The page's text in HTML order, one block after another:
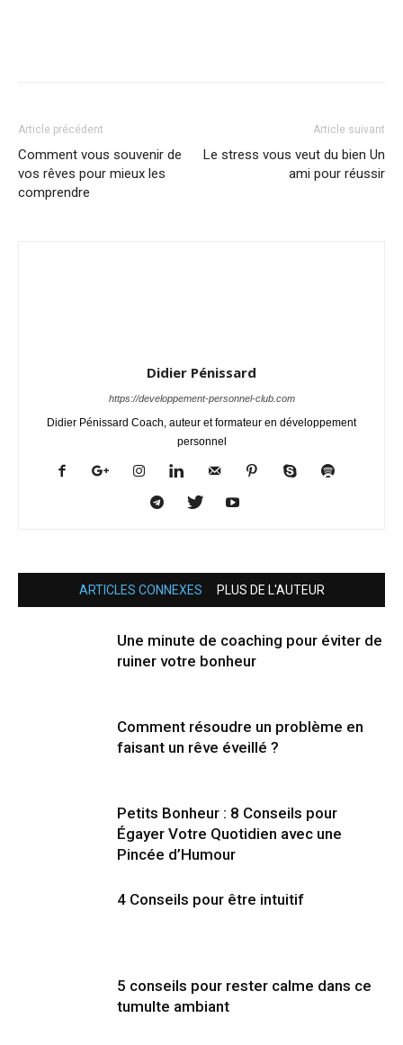
Article précédent
Comment vous souvenir de
vos rêves pour mieux les
comprendre
Article suivant
Le stress vous veut du bien Un
ami pour réussir
Didier Pénissard
https://developpement-personnel-club.com
Didier Pénissard Coach, auteur et formateur en développement
personnel
ARTICLES CONNEXES PLUS DE L'AUTEUR
Une minute de coaching pour éviter de
ruiner votre bonheur
Comment résoudre un problème en
faisant un rêve éveillé ?
Petits Bonheur : 8 Conseils pour
Égayer Votre Quotidien avec une
Pincée d’Humour
4 Conseils pour être intuitif
5 conseils pour rester calme dans ce
tumulte ambiant